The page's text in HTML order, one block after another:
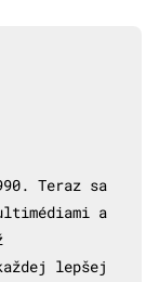
Teraz sa
a
lepšej